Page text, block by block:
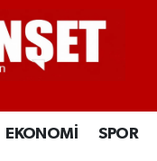
EKONOMİ SPOR